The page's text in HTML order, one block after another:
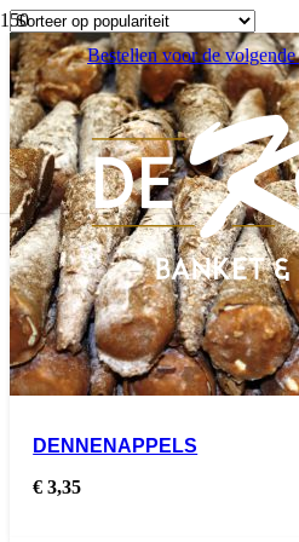
Bestellen voor de
DENNENAPPELS
€ 3,35